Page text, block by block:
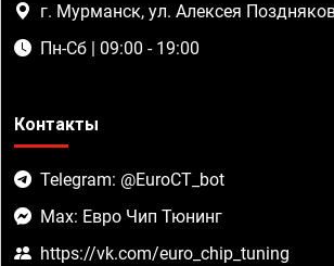
г. Мурманск, ул. Алексея
Пн-Сб | 09:00 - 19:00
Контакты
Telegram: @EuroCT_bot
Max: Евро Чип Тюнинг
https://vk.com/euro_chip_tuning